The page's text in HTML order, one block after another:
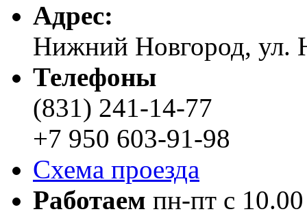
Адреc:
Нижний Новгород, ул.
Телефоны
(831) 241-14-77
+7 950 603-91-98
Схема проезда
Работаем пн-пт с